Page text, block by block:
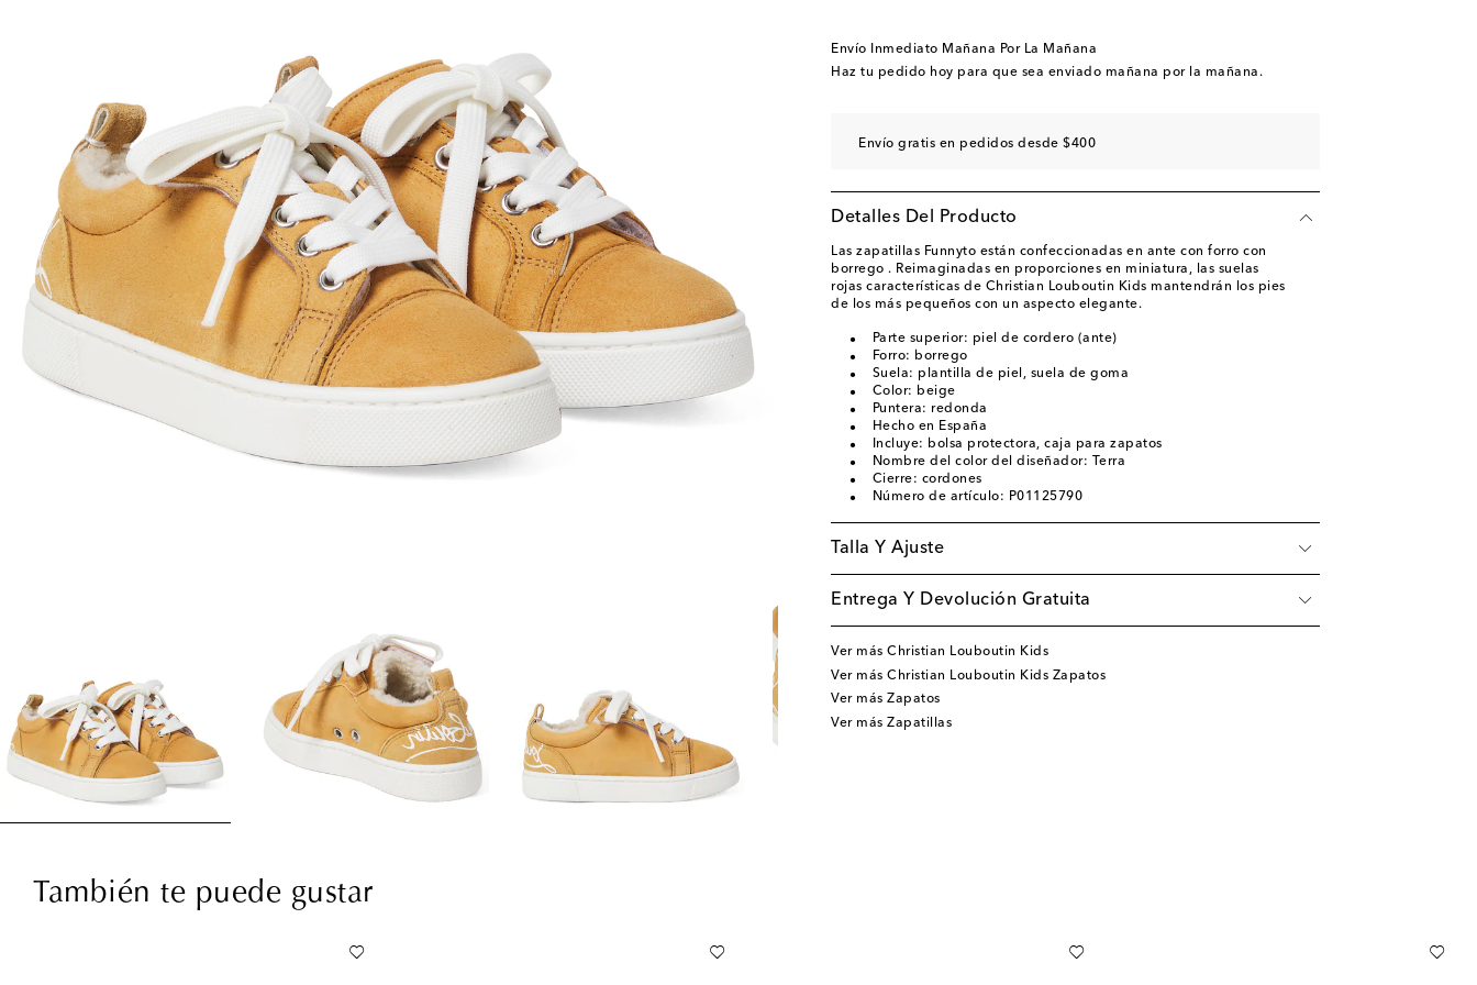
Envío Inmediato Mañana Por La Mañana
Haz tu pedido hoy para que sea enviado mañana por la mañana.
Envío gratis en pedidos desde $400
Detalles Del Producto
Las zapatillas Funnyto están confeccionadas en ante con forro con
borrego . Reimaginadas en proporciones en miniatura, las suelas
rojas características de Christian Louboutin Kids mantendrán los pies
de los más pequeños con un aspecto elegante.
Parte superior: piel de cordero (ante)
Forro: borrego
Suela: plantilla de piel, suela de goma
Color: beige
Puntera: redonda
Hecho en España
Incluye: bolsa protectora, caja para zapatos
Nombre del color del diseñador: Terra
Cierre: cordones
Número de artículo: P01125790
Talla Y Ajuste
Entrega Y Devolución Gratuita
Ver más Christian Louboutin Kids
Ver más Christian Louboutin Kids Zapatos
Ver más Zapatos
Ver más Zapatillas
También te puede gustar